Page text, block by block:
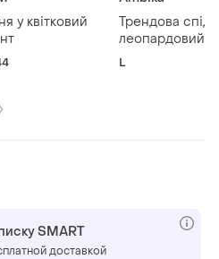
у квітковий
Трендова
леопардовий
L
SMART
доставкой